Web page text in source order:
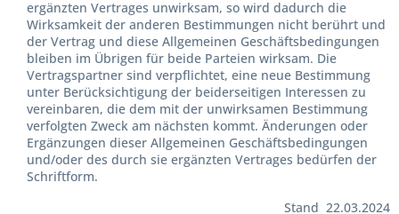
ergänzten Vertrages unwirksam, so wird dadurch die
Wirksamkeit der anderen Bestimmungen nicht berührt und
der Vertrag und diese Allgemeinen Geschäftsbedingungen
bleiben im Übrigen für beide Parteien wirksam. Die
Vertragspartner sind verpflichtet, eine neue Bestimmung
unter Berücksichtigung der beiderseitigen Interessen zu
vereinbaren, die dem mit der unwirksamen Bestimmung
verfolgten Zweck am nächsten kommt. Änderungen oder
Ergänzungen dieser Allgemeinen Geschäftsbedingungen
und/oder des durch sie ergänzten Vertrages bedürfen der
Schriftform.
Stand 22.03.2024